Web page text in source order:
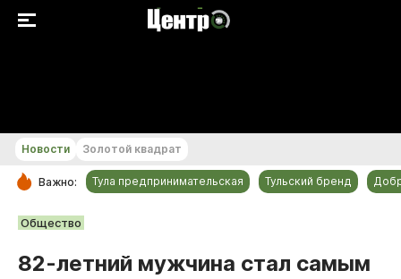
РУБРИКИ
Общество
Новости Золотой квадрат
Важно: Тула предпринимательская Тульский бренд
Общество
82-летний мужчина стал самым